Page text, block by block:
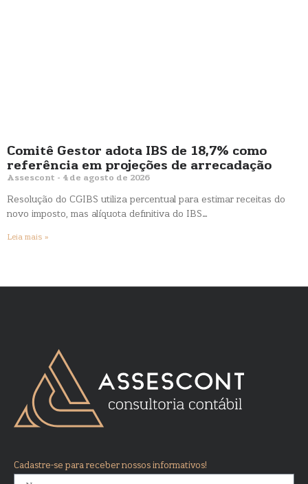
Comitê Gestor adota IBS de 18,7% como
referência em projeções de arrecadação
Assescont 4 de agosto de 2026
Resolução do CGIBS utiliza percentual para estimar receitas do
novo imposto, mas alíquota definitiva do IBS…
Leia mais »
Cadastre-se para receber nossos informativos!